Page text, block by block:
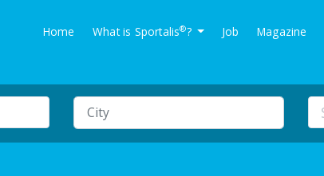
Home What is Sportalis®? Job Magazine